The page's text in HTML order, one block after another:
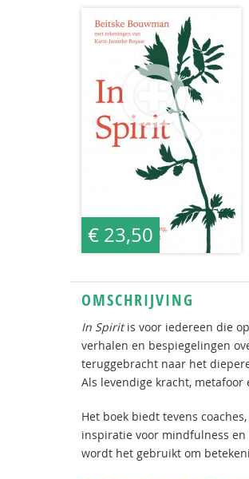
€ 23,50
OMSCHRIJVING
In Spiritis voor iedereen die
verhalen en bespiegelingen
teruggebracht naar het
Als levendige kracht,
Het boek biedt tevens
inspiratie voor mindfulness
wordt het gebruikt om